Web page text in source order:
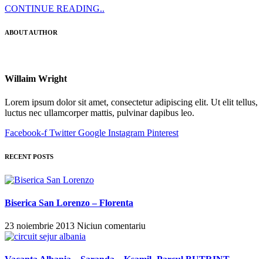
CONTINUE READING..
ABOUT AUTHOR
Willaim Wright
Lorem ipsum dolor sit amet, consectetur adipiscing elit. Ut elit tellus,
luctus nec ullamcorper mattis, pulvinar dapibus leo.
Facebook-f Twitter Google Instagram Pinterest
RECENT POSTS
Biserica San Lorenzo – Florenta
23 noiembrie 2013 Niciun comentariu